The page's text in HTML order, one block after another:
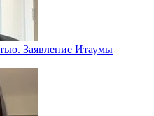
Заявление Итаумы